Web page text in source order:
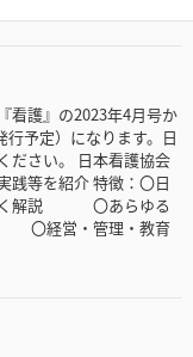
看護』の2023年4月号か
予定）になります。日
ださい。 日本看護協会
践等を紹介 特徴：〇日
すく解説 〇あらゆる
〇経営・管理・教育